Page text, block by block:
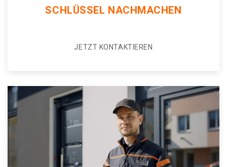
SCHLÜSSEL NACHMACHEN
JETZT KONTAKTIEREN